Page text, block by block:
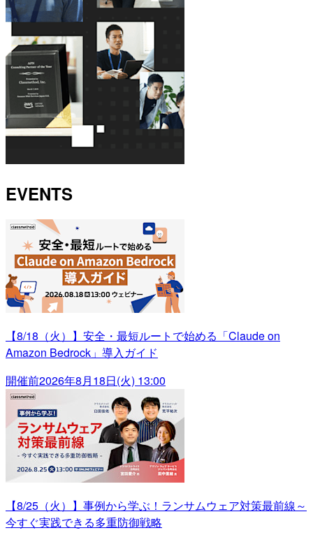
EVENTS
【8/18（火）】安全・最短ルートで始める「Claude on
Amazon Bedrock」導入ガイド
開催前2026年8月18日(火) 13:00
【8/25（火）】事例から学ぶ！ランサムウェア対策最前線～
今すぐ実践できる多重防御戦略